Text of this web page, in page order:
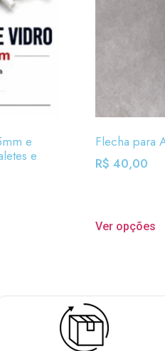
e
e
Flecha para
R$ 40,00
Ver opções